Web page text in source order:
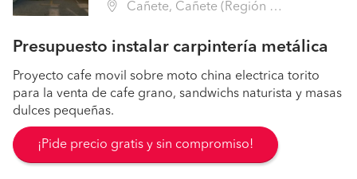
Cañete, Cañete (Región VIII Biobío - Arauco)
Presupuesto instalar carpintería metálica
Proyecto cafe movil sobre moto china electrica torito
para la venta de cafe grano, sandwichs naturista y masas
dulces pequeñas.
¡Pide precio gratis y sin compromiso!